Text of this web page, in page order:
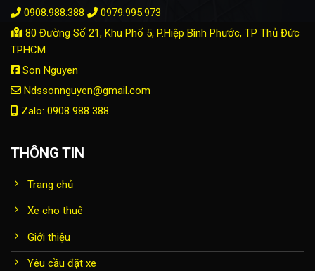
0908.988.388
0979.995.973
80 Đường Số 21, Khu Phố 5, P.Hiệp Bình Phước, TP Thủ Đức
TPHCM
Son Nguyen
Ndssonnguyen@gmail.com
Zalo: 0908 988 388
THÔNG TIN
Trang chủ
Xe cho thuê
Giới thiệu
Yêu cầu đặt xe